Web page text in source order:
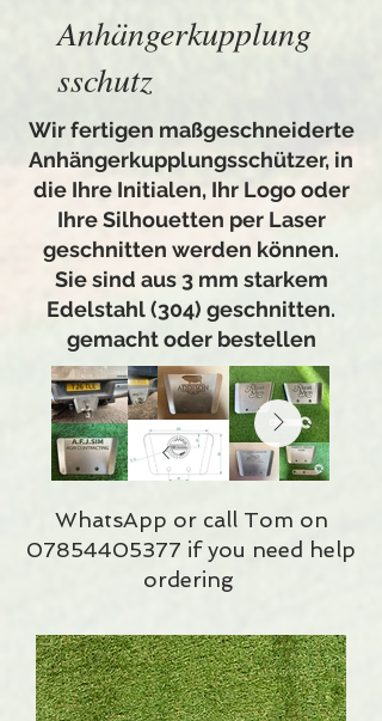
Anhängerkupplung
sschutz
Wir fertigen maßgeschneiderte
Anhängerkupplungsschützer, in
die Ihre Initialen, Ihr Logo oder
Ihre Silhouetten per Laser
geschnitten werden können.
Sie sind aus 3 mm starkem
Edelstahl (304) geschnitten.
gemacht oder bestellen
WhatsApp or call Tom on
07854405377 if you need help
ordering